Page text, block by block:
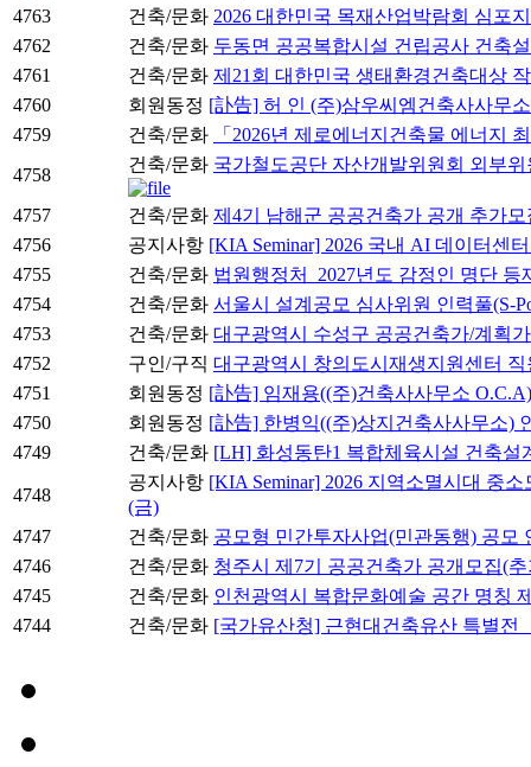
4763
건축/문화 2026 대한민국 목재산업박람회 심포
4762
건축/문화 두동면 공공복합시설 건립공사 건축
4761
건축/문화 제21회 대한민국 생태환경건축대상
4760
회원동정 [訃告] 허 인 (주)삼우씨엠건축사사무
4759
건축/문화
「2026년 제로에너지건축물 에너지
4758
건축/문화 국가철도공단 자산개발위원회 외부
4757 건축/문화 제4기 남해군 공공건축가 공개 추가모
4756
공지사항 [KIA Seminar] 2026 국내 AI 데이터센
4755
건축/문화 법원행정처_2027년도 감정인 명단
4754
건축/문화 서울시 설계공모 심사위원 인력풀(S-
4753
건축/문화 대구광역시 수성구 공공건축가/계획
4752
구인/구직 대구광역시 창의도시재생지원센터
4751
회원동정 [訃告] 임재용((주)건축사사무소
4750
회원동정 [訃告] 한병익((주)상지건축사사무소)
4749
건축/문화 [LH] 화성동탄1 복합체육시설 건축설
4748
공지사항 [KIA Seminar] 2026 지역소멸시대 중
(금)
4747
건축/문화 공모형 민간투자사업(민관동행) 공모
4746
건축/문화 청주시 제7기 공공건축가 공개모집(
4745
건축/문화 인천광역시 복합문화예술 공간 명칭
4744
건축/문화 [국가유산청] 근현대건축유산 특별전